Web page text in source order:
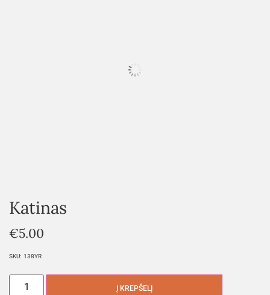
Katinas
€5.00
SKU: 138YR
Į KREPŠELĮ